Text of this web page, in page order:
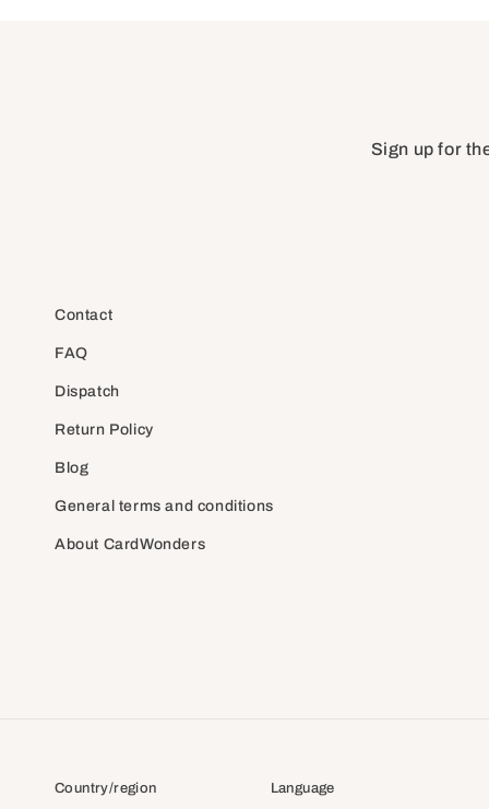
Sign up for
Contact
FAQ
Dispatch
Return Policy
Blog
General terms and conditions
About CardWonders
Country/region Language